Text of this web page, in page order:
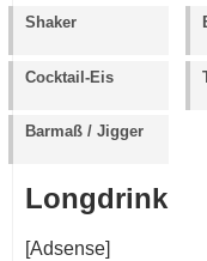
Shaker
Cocktail-Eis
Barmaß / Jigger
Longdrink
[Adsense]